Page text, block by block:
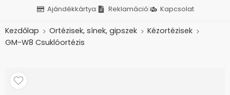
Ajándékkártya Reklamáció Kapcsolat
Kezdőlap Ortézisek, sínek, gipszek
Kézortézisek
GM-W8 Csuklóortézis